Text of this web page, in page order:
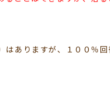
ありますが、１００％